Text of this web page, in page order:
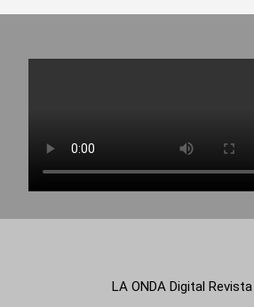
LA ONDA Digital